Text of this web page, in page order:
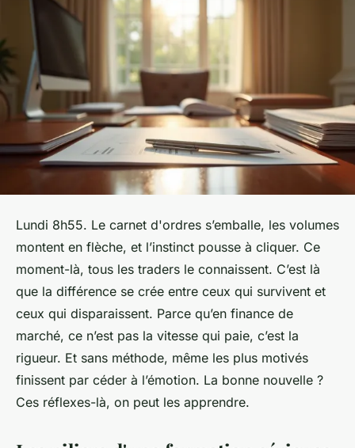
Lundi 8h55. Le carnet d'ordres s’emballe, les volumes
montent en flèche, et l’instinct pousse à cliquer. Ce
moment-là, tous les traders le connaissent. C’est là
que la différence se crée entre ceux qui survivent et
ceux qui disparaissent. Parce qu’en finance de
marché, ce n’est pas la vitesse qui paie, c’est la
rigueur. Et sans méthode, même les plus motivés
finissent par céder à l’émotion. La bonne nouvelle ?
Ces réflexes-là, on peut les apprendre.